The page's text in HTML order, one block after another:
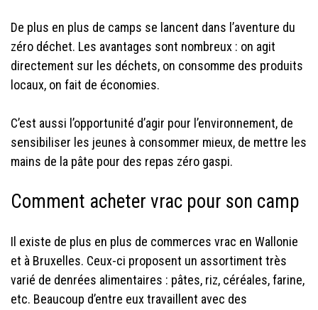
De plus en plus de camps se lancent dans l’aventure du
zéro déchet. Les avantages sont nombreux : on agit
directement sur les déchets, on consomme des produits
locaux, on fait de économies.
C’est aussi l’opportunité d’agir pour l’environnement, de
sensibiliser les jeunes à consommer mieux, de mettre les
mains de la pâte pour des repas zéro gaspi.
Comment acheter vrac pour son camp
Il existe de plus en plus de commerces vrac en Wallonie
et à Bruxelles. Ceux-ci proposent un assortiment très
varié de denrées alimentaires : pâtes, riz, céréales, farine,
etc. Beaucoup d’entre eux travaillent avec des